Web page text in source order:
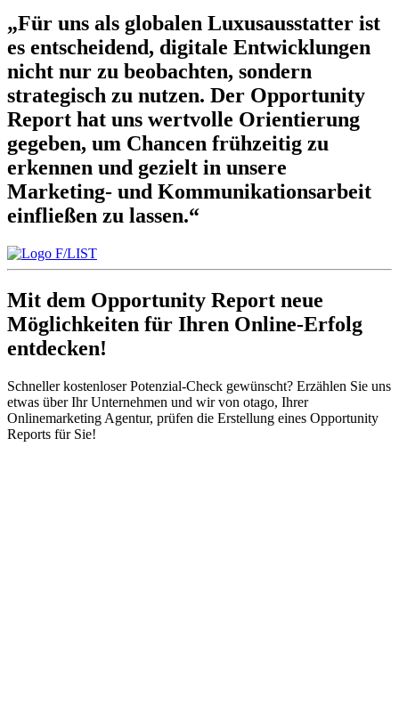
„Für uns als globalen Luxusausstatter ist
es entscheidend, digitale Entwicklungen
nicht nur zu beobachten, sondern
strategisch zu nutzen. Der Opportunity
Report hat uns wertvolle Orientierung
gegeben, um Chancen frühzeitig zu
erkennen und gezielt in unsere
Marketing- und Kommunikationsarbeit
einfließen zu lassen.“
Mit dem Opportunity Report neue
Möglichkeiten für Ihren Online-Erfolg
entdecken!
Schneller kostenloser Potenzial-Check gewünscht? Erzählen Sie uns
etwas über Ihr Unternehmen und wir von otago, Ihrer
Onlinemarketing Agentur, prüfen die Erstellung eines Opportunity
Reports für Sie!